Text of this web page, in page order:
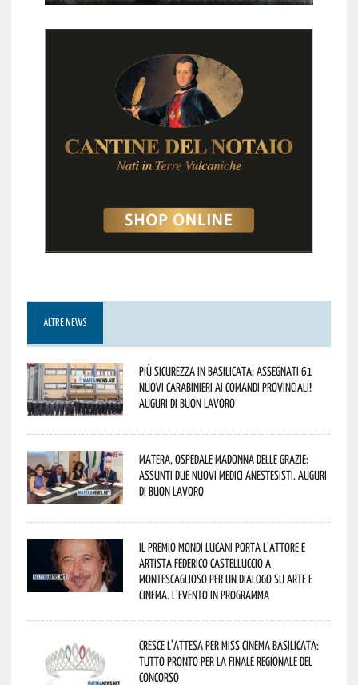
ALTRE NEWS
Più sicurezza in Basilicata: assegnati 61
nuovi Carabinieri ai Comandi provinciali!
Auguri di buon lavoro
Matera, Ospedale Madonna delle Grazie:
assunti due nuovi medici anestesisti. Auguri
di buon lavoro
Il Premio Mondi Lucani porta l’attore e
artista Federico Castelluccio a
Montescaglioso per un dialogo su arte e
cinema. L’evento in programma
Cresce l’attesa per Miss Cinema Basilicata:
tutto pronto per la finale regionale del
concorso